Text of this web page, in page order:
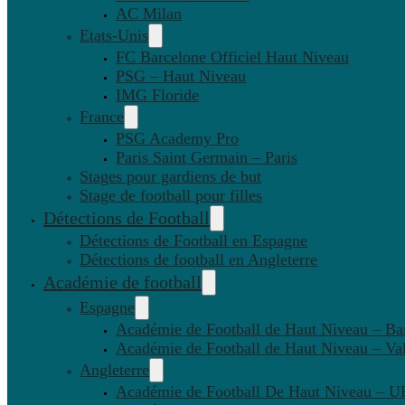
AC Milan
Etats-Unis
FC Barcelone Officiel Haut Niveau
PSG – Haut Niveau
IMG Floride
France
PSG Academy Pro
Paris Saint Germain – Paris
Stages pour gardiens de but
Stage de football pour filles
Détections de Football
Détections de Football en Espagne
Détections de football en Angleterre
Académie de football
Espagne
Académie de Football de Haut Niveau –
Académie de Football de Haut Niveau –
Angleterre
Académie de Football De Haut Niveau –